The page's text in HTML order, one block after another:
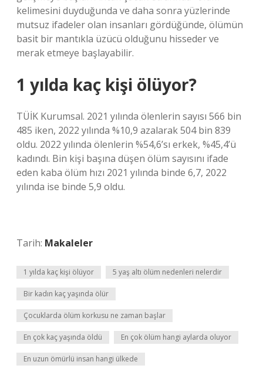
kelimesini duyduğunda ve daha sonra yüzlerinde
mutsuz ifadeler olan insanları gördüğünde, ölümün
basit bir mantıkla üzücü olduğunu hisseder ve
merak etmeye başlayabilir.
1 yılda kaç kişi ölüyor?
TÜİK Kurumsal. 2021 yılında ölenlerin sayısı 566 bin
485 iken, 2022 yılında %10,9 azalarak 504 bin 839
oldu. 2022 yılında ölenlerin %54,6’sı erkek, %45,4’ü
kadındı. Bin kişi başına düşen ölüm sayısını ifade
eden kaba ölüm hızı 2021 yılında binde 6,7, 2022
yılında ise binde 5,9 oldu.
Tarih: Makaleler
1 yılda kaç kişi ölüyor 5 yaş altı ölüm nedenleri nelerdir
Bir kadın kaç yaşında ölür
Çocuklarda ölüm korkusu ne zaman başlar
En çok kaç yaşında öldü En çok ölüm hangi aylarda oluyor
En uzun ömürlü insan hangi ülkede